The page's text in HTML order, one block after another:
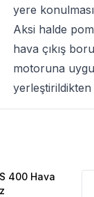
yere
Aksi halde
hava çıkış
motoruna
yerleştirildikten
Beyaz
400 Hava